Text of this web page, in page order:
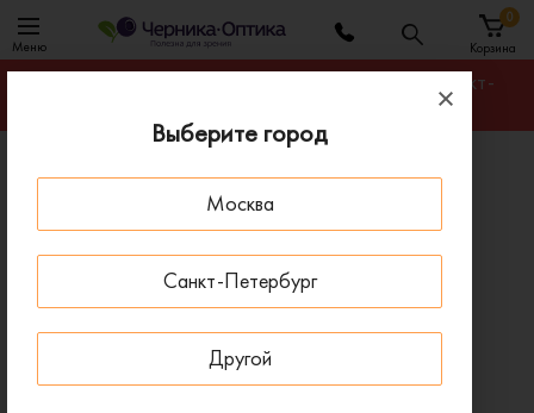
Выберите город
Москва
Санкт-Петербург
Другой
Меню Корзина
0
Гарантируем лучшую цену на любую оправу в Санкт-
Главная
Солнцезащитные очки
Солнцезащитные очки VENTOE VS6048 01
- 20 % ДО 15 АВГУСТА